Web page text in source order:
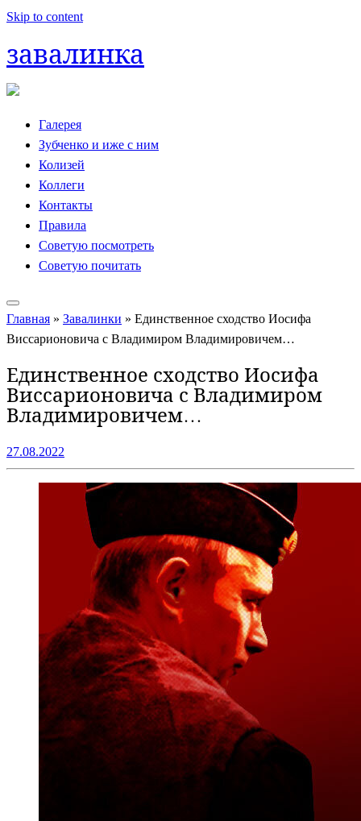
Skip to content
завалинка
Галерея
Зубченко и иже с ним
Колизей
Коллеги
Контакты
Правила
Советую посмотреть
Советую почитать
Главная » Завалинки » Единственное сходство Иосифа
Виссарионовича с Владимиром Владимировичем…
Единственное сходство Иосифа
Виссарионовича с Владимиром
Владимировичем…
27.08.2022